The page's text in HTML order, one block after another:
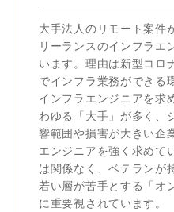
大手法人のリモート案件
リーランスのインフラエ
います。理由は新型コロ
でインフラ業務ができる
インフラエンジニアを求
わゆる「大手」が多く、
響範囲や損害が大きい企
エンジニアを強く求めて
は関係なく、ベテランが
若い層が苦手とする「オ
に重要視されています。